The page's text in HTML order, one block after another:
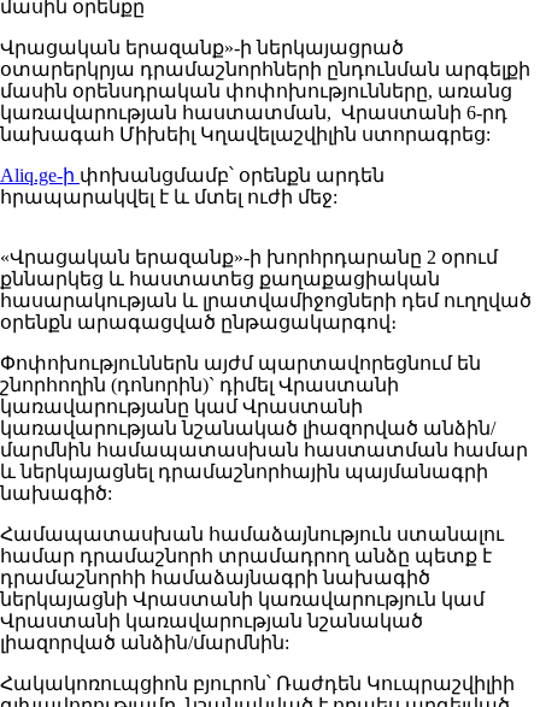
Վրացական երազանք»-ի ներկայացրած
օտարերկրյա դրամաշնորհների ընդունման արգելքի
մասին օրենսդրական փոփոխությունները, առանց
կառավարության հաստատման, Վրաստանի 6-րդ
նախագահ Միխեիլ Կղավելաշվիլին ստորագրեց:
Aliq.ge-ի փոխանցմամբ՝ օրենքն արդեն
հրապարակվել է և մտել ուժի մեջ:
«Վրացական երազանք»-ի խորհրդարանը 2 օրում
քննարկեց և հաստատեց քաղաքացիական
հասարակության և լրատվամիջոցների դեմ ուղղված
օրենքն արագացված ընթացակարգով։
Փոփոխություններն այժմ պարտավորեցնում են
շնորհողին (դոնորին)` դիմել Վրաստանի
կառավարությանը կամ Վրաստանի
կառավարության նշանակած լիազորված անձին/
մարմնին համապատասխան հաստատման համար
և ներկայացնել դրամաշնորհային պայմանագրի
նախագիծ:
Համապատասխան համաձայնություն ստանալու
համար դրամաշնորհ տրամադրող անձը պետք է
դրամաշնորհի համաձայնագրի նախագիծ
ներկայացնի Վրաստանի կառավարություն կամ
Վրաստանի կառավարության նշանակած
լիազորված անձին/մարմնին:
Հակակոռուպցիոն բյուրոն՝ Ռաժդեն Կուպրաշվիլիի